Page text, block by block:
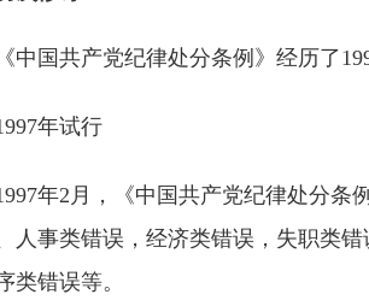
国共产党纪律处分条例》经历了
年试行
年2月，《中国共产党纪律处分条
人事类错误，经济类错误，失职类
类错误等。